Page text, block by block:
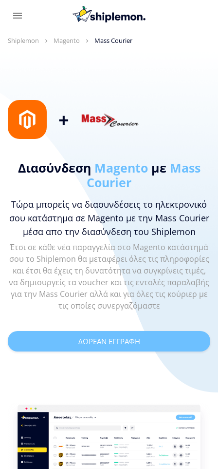
Shiplemon Magento Mass Courier
+
Διασύνδεση Magento με Mass
Courier
Τώρα μπορείς να διασυνδέσεις το ηλεκτρονικό
σου κατάστημα σε Magento με την Mass Courier
μέσα απο την διασύνδεση του Shiplemon
Έτσι σε κάθε νέα παραγγελία στο Magento κατάστημά
σου το Shiplemon θα μεταφέρει όλες τις πληροφορίες
και έτσι θα έχεις τη δυνατότητα να συγκρίνεις τιμές,
να δημιουργείς τα voucher και τις εντολές παραλαβής
για την Mass Courier αλλά και για όλες τις κούριερ με
τις οποίες συνεργαζόμαστε
ΔΩΡΕΑΝ ΕΓΓΡΑΦΗ